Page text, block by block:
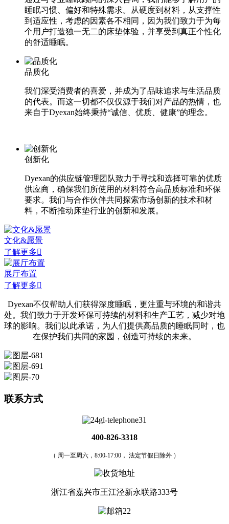
睡眠习惯、偏好和特殊需求。从硬度到材料，从支撑性
到适应性，考虑的因素各不相同，因为我们致力于为每
个用户打造独一无二的床垫体验，并享受到真正个性化
的舒适睡眠。
品质化
我们深受消费者的喜爱，并成为了品味追求与生活品质
的代表。而这一切都不仅仅源于我们对产品的热情，也
来自于Dyexan始终秉持“诚信、优质、健康”的理念。
创新化
Dyexan的供应链管理团队致力于寻找和选择可靠的优质
供应商，确保我们所使用的材料符合高品质标准和环保
要求。我们与合作伙伴共同探索市场创新的技术和材
料，不断推动床垫行业的创新和发展。
文化&愿景
了解更多
展厅布置
了解更多
Dyexan不仅帮助人们获得深度睡眠，更注重与环境的和谐共
处。我们致力于开发环保可持续的材料和生产工艺，减少对地
球的影响。我们以此承诺，为人们提供高品质的睡眠同时，也
在保护我们共同的家园，创造可持续的未来。
联系方式
400-826-3318
（ 周一至周六，8:00-17:00， 法定节假日除外 ）
浙江省嘉兴市王江泾新永联路333号